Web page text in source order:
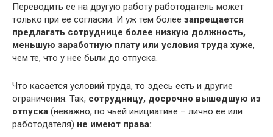
Переводить ее на другую работу работодатель может
только при ее согласии. И уж тем более запрещается
предлагать сотруднице более низкую должность,
меньшую заработную плату или условия труда хуже,
чем те, что у нее были до отпуска.
Что касается условий труда, то здесь есть и другие
ограничения. Так, сотрудницу, досрочно вышедшую из
отпуска (неважно, по чьей инициативе – лично ее или
работодателя) не имеют права: